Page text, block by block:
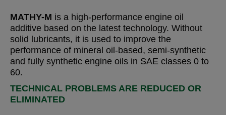
MATHY-M is a high-performance engine oil
additive based on the latest technology. Without
solid lubricants, it is used to improve the
performance of mineral oil-based, semi-synthetic
and fully synthetic engine oils in SAE classes 0 to
60.
TECHNICAL PROBLEMS ARE REDUCED OR
ELIMINATED